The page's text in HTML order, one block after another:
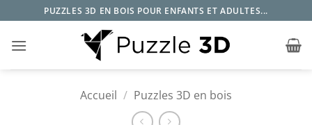
au
contenu
PUZZLES 3D EN BOIS POUR ENFANTS ET ADULTES...
Accueil / Puzzles 3D en bois